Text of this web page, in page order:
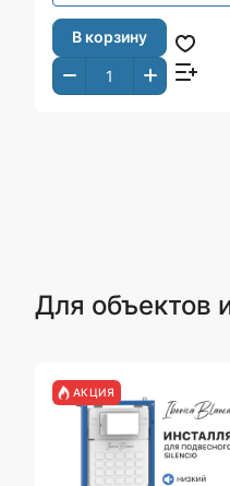
В корзину
Для объектов
АКЦИЯ